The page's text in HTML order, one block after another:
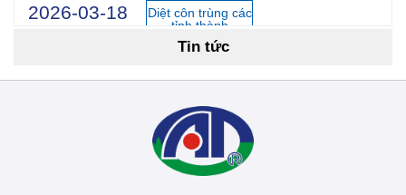
2026-03-18
Diệt côn trùng các
tỉnh thành
Diệt côn trùng các
tỉnh thành
Tin tức